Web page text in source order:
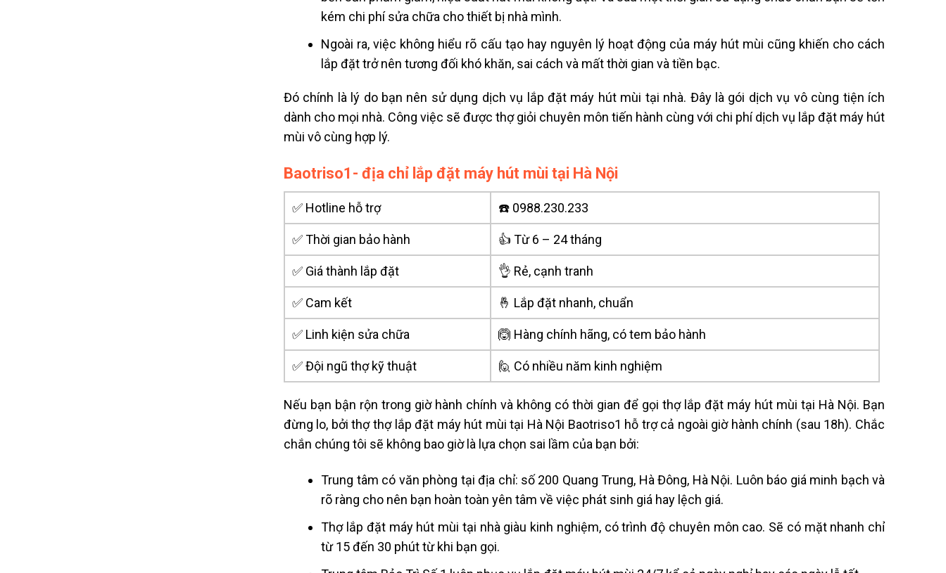
kém chi phí sửa chữa cho thiết bị nhà mình.
Ngoài ra, việc không hiểu rõ cấu tạo hay nguyên lý hoạt động của máy hút mùi cũng khiến cho cách
lắp đặt trở nên tương đối khó khăn, sai cách và mất thời gian và tiền bạc.
Đó chính là lý do bạn nên sử dụng dịch vụ lắp đặt máy hút mùi tại nhà. Đây là gói dịch vụ vô cùng tiện ích
dành cho mọi nhà. Công việc sẽ được thợ giỏi chuyên môn tiến hành cùng với chi phí dịch vụ lắp đặt máy hút
mùi vô cùng hợp lý.
Baotriso1- địa chỉ lắp đặt máy hút mùi tại Hà Nội
✅ Hotline hỗ trợ ☎️ 0988.230.233
✅ Thời gian bảo hành 👍 Từ 6 – 24 tháng
✅ Giá thành lắp đặt 👌 Rẻ, cạnh tranh
✅ Cam kết 🤞 Lắp đặt nhanh, chuẩn
✅ Linh kiện sửa chữa 🙆 Hàng chính hãng, có tem bảo hành
✅ Đội ngũ thợ kỹ thuật 🙋 Có nhiều năm kinh nghiệm
Nếu bạn bận rộn trong giờ hành chính và không có thời gian để gọi thợ lắp đặt máy hút mùi tại Hà Nội. Bạn
đừng lo, bởi thợthợ lắp đặt máy hút mùi tại Hà Nội Baotriso1 hỗ trợ cả ngoài giờ hành chính (sau 18h). Chắc
chắn chúng tôi sẽ không bao giờ là lựa chọn sai lầm của bạn bởi:
Trung tâm có văn phòng tạiđịa chỉ: số 200 Quang Trung, Hà Đông, Hà Nội. Luôn báo giá minh bạch và
rõ ràng cho nên bạn hoàn toàn yên tâm về việc phát sinh giá hay lệch giá.
Thợ lắp đặt máy hút mùi tại nhà giàu kinh nghiệm, có trình độ chuyên môn cao. Sẽ có mặt nhanh chỉ
từ 15 đến 30 phút từ khi bạn gọi.